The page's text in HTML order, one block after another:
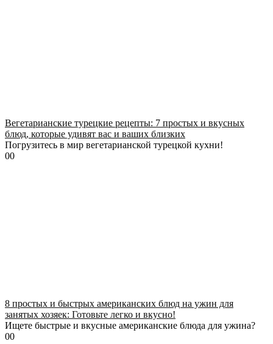
Вегетарианские турецкие рецепты: 7 простых и вкусных
блюд, которые удивят вас и ваших близких
Погрузитесь в мир вегетарианской турецкой кухни!
00
8 простых и быстрых американских блюд на ужин для
занятых хозяек: Готовьте легко и вкусно!
Ищете быстрые и вкусные американские блюда для ужина?
00